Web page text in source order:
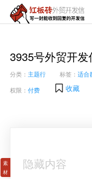
红
外
贸
开
发
信
封
能
收
到
3935号外贸开发
分类： 主题行 标签： 适合
权限： 付费 收藏
隐藏内容